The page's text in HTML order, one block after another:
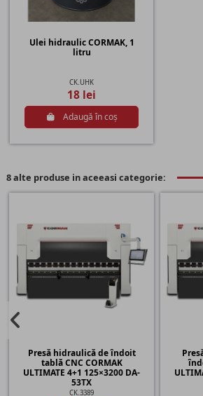
Ulei hidraulic CORMAK, 1
litru
CK.UHK
18 lei
Adaugă în coș
8 alte produse in aceeasi categorie:
Presă hidraulică de îndoit
tablă CNC CORMAK
ULTIMATE 4+1 125×3200 DA-
53TX
CK.3389